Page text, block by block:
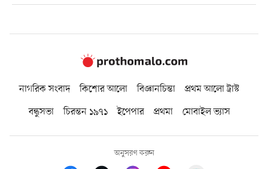
নাগরিক সংবাদ কিশোর আলো বিজ্ঞানচিন্তা
প্রথম আলো ট্রাস্ট
বন্ধুসভা
চিরন্তন ১৯৭১ ইপেপার প্রথমা মোবাইল ভ্যাস
অনুসরণ করুন